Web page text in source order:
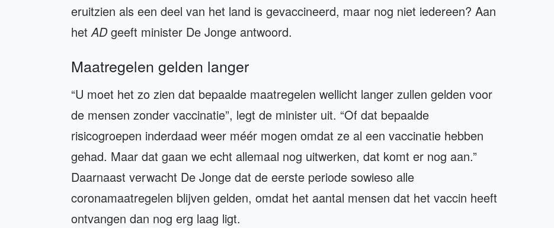
eruitzien als een deel van het land is gevaccineerd, maar nog niet iedereen? Aan
hetADgeeft minister De Jonge antwoord.
Maatregelen gelden langer
“U moet het zo zien dat bepaalde maatregelen wellicht langer zullen gelden voor
de mensen zonder vaccinatie”, legt de minister uit. “Of dat bepaalde
risicogroepen inderdaad weer méér mogen omdat ze al een vaccinatie hebben
gehad. Maar dat gaan we echt allemaal nog uitwerken, dat komt er nog aan.”
Daarnaast verwacht De Jonge dat de eerste periode sowieso alle
coronamaatregelen blijven gelden, omdat het aantal mensen dat het vaccin heeft
ontvangen dan nog erg laag ligt.